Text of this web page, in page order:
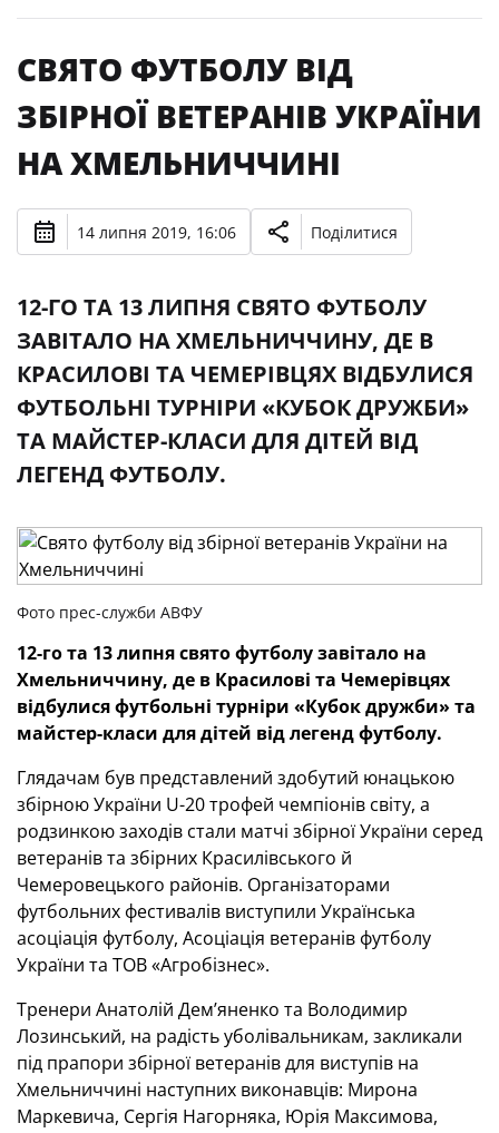
СВЯТО ФУТБОЛУ ВІД
ЗБІРНОЇ ВЕТЕРАНІВ УКРАЇНИ
НА ХМЕЛЬНИЧЧИНІ
14 липня 2019, 16:06 Поділитися
12-ГО ТА 13 ЛИПНЯ СВЯТО ФУТБОЛУ
ЗАВІТАЛО НА ХМЕЛЬНИЧЧИНУ, ДЕ В
КРАСИЛОВІ ТА ЧЕМЕРІВЦЯХ ВІДБУЛИСЯ
ФУТБОЛЬНІ ТУРНІРИ «КУБОК ДРУЖБИ»
ТА МАЙСТЕР-КЛАСИ ДЛЯ ДІТЕЙ ВІД
ЛЕГЕНД ФУТБОЛУ.
Фото прес-служби АВФУ
12-го та 13 липня свято футболу завітало на
Хмельниччину, де в Красилові та Чемерівцях
відбулися футбольні турніри «Кубок дружби» та
майстер-класи для дітей від легенд футболу.
Глядачам був представлений здобутий юнацькою
збірною України U-20 трофей чемпіонів світу, а
родзинкою заходів стали матчі збірної України серед
ветеранів та збірних Красилівського й
Чемеровецького районів. Організаторами
футбольних фестивалів виступили Українська
асоціація футболу, Асоціація ветеранів футболу
України та ТОВ «Агробізнес».
Тренери Анатолій Дем’яненко та Володимир
Лозинський, на радість уболівальникам, закликали
під прапори збірної ветеранів для виступів на
Хмельниччині наступних виконавців: Мирона
Маркевича, Сергія Нагорняка, Юрія Максимова,